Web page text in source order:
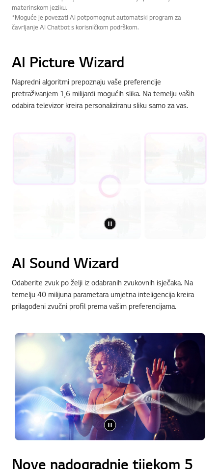
materinskom jeziku.
*Moguće je povezati AI potpomognut automatski program za
čavrljanje AI Chatbot s korisničkom podrškom.
AI Picture Wizard
Napredni algoritmi prepoznaju vaše preferencije
pretraživanjem 1,6 milijardi mogućih slika. Na temelju vaših
odabira televizor kreira personaliziranu sliku samo za vas.
AI Sound Wizard
Odaberite zvuk po želji iz odabranih zvukovnih isječaka. Na
temelju 40 milijuna parametara umjetna inteligencija kreira
prilagođeni zvučni profil prema vašim preferencijama.
Nove nadogradnje tijekom 5